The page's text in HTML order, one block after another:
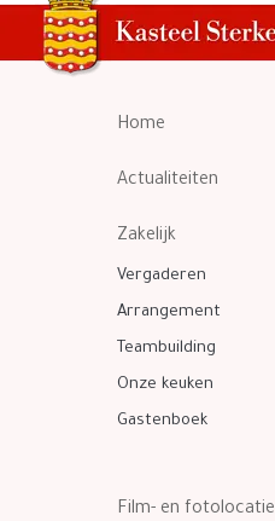
Home
Actualiteiten
Zakelijk
Vergaderen
Arrangement
Teambuilding
Onze keuken
Gastenboek
Film- en fotolocatie